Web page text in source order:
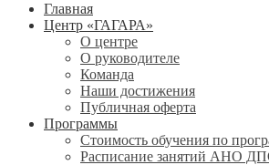
Главная
Центр «ГАГАРА»
О центре
О руководителе
Команда
Наши достижения
Публичная оферта
Программы
Стоимость обучения по
Расписание занятий АНО